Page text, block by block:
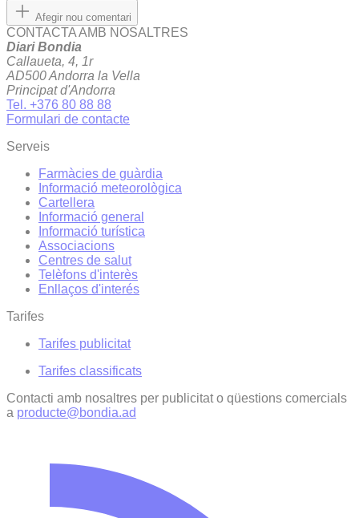
Afegir nou comentari
CONTACTA AMB NOSALTRES
Diari Bondia
Callaueta, 4, 1r
AD500 Andorra la Vella
Principat d'Andorra
Tel. +376 80 88 88
Formulari de contacte
Serveis
Farmàcies de guàrdia
Informació meteorològica
Cartellera
Informació general
Informació turística
Associacions
Centres de salut
Telèfons d'interès
Enllaços d'interés
Tarifes
Tarifes publicitat
Tarifes classificats
Contacti amb nosaltres per publicitat o qüestions comercials
a producte@bondia.ad